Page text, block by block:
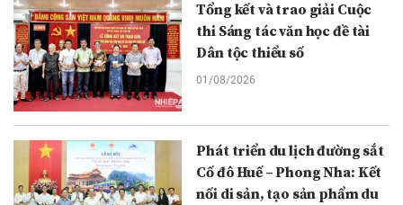
Tổng kết và trao giải Cuộc
thi Sáng tác văn học đề tài
Dân tộc thiểu số
01/08/2026
Phát triển du lịch đường sắt
Cố đô Huế – Phong Nha: Kết
nối di sản, tạo sản phẩm du